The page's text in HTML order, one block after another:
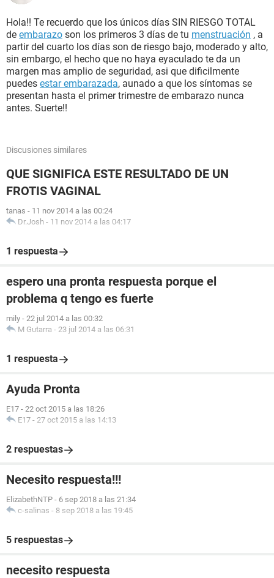
Hola!! Te recuerdo que los únicos días SIN RIESGO TOTAL
de embarazo son los primeros 3 días de tu menstruación , a
partir del cuarto los días son de riesgo bajo, moderado y alto,
sin embargo, el hecho que no haya eyaculado te da un
margen mas amplio de seguridad, asi que dificilmente
puedes estar embarazada, aunado a que los síntomas se
presentan hasta el primer trimestre de embarazo nunca
antes. Suerte!!
Discusiones similares
QUE SIGNIFICA ESTE RESULTADO DE UN
FROTIS VAGINAL
tanas - 11 nov 2014 a las 00:24
Dr.Josh - 11 nov 2014 a las 04:17
1 respuesta
espero una pronta respuesta porque el
problema q tengo es fuerte
mily - 22 jul 2014 a las 00:32
M Gutarra - 23 jul 2014 a las 06:31
1 respuesta
Ayuda Pronta
E17 - 22 oct 2015 a las 18:26
E17 - 27 oct 2015 a las 14:13
2 respuestas
Necesito respuesta!!!
ElizabethNTP - 6 sep 2018 a las 21:34
c-salinas - 8 sep 2018 a las 19:45
5 respuestas
necesito respuesta